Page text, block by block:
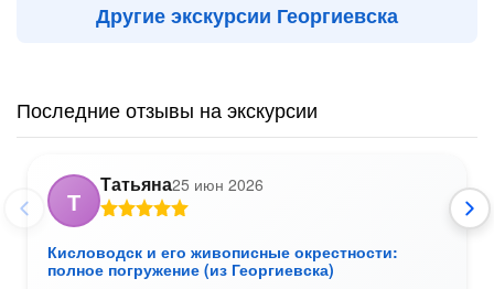
Другие экскурсии Георгиевска
Последние отзывы на экскурсии
Т
Татьяна25 июн 2026
Кисловодск и его живописные окрестности:
полное погружение (из Георгиевска)